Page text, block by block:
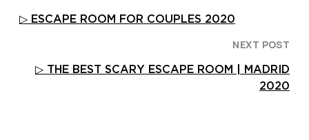
▷ ESCAPE ROOM FOR COUPLES 2020
NEXT POST
▷ THE BEST SCARY ESCAPE ROOM | MADRID
2020